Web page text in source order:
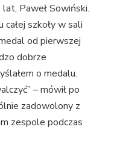
Paweł Sowiński.
szkoły w sali
od pierwszej
dobrze
o medalu.
– mówił po
zadowolony z
zespole podczas